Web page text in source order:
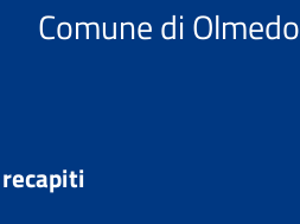
Comune di Olmedo